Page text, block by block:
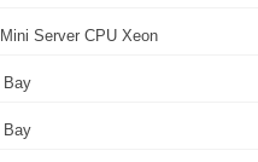
Server CPU Xeon
Bay
Bay